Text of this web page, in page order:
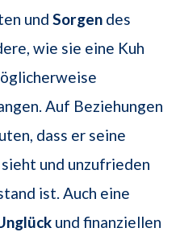
und Sorgen des
wie sie eine Kuh
Auf Beziehungen
dass er seine
und unzufrieden
ist. Auch eine
und finanziellen